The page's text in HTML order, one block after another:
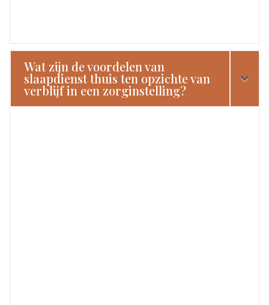
Wat zijn de voordelen van
slaapdienst thuis ten opzichte van
verblijf in een zorginstelling?